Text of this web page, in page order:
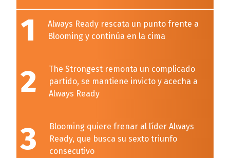
1
Always Ready rescata un punto frente a
Blooming y continúa en la cima
2
The Strongest remonta un complicado
partido, se mantiene invicto y acecha a
Always Ready
3
Blooming quiere frenar al líder Always
Ready, que busca su sexto triunfo
consecutivo